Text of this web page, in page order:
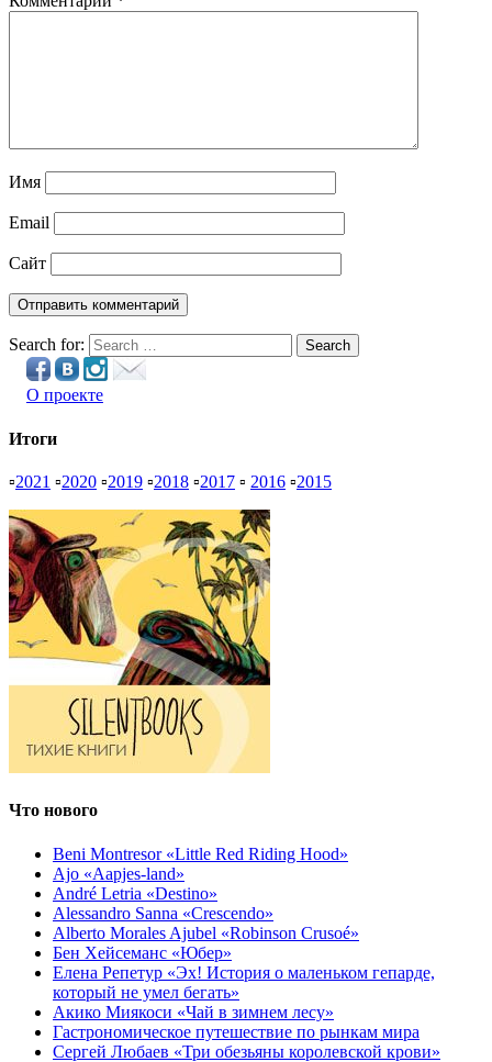
Имя
Email
Сайт
Search for: Search
О проекте
Итоги
▫2021 ▫2020 ▫2019 ▫2018 ▫2017 ▫ 2016 ▫2015
Что нового
Beni Montresor «Little Red Riding Hood»
Ajo «Aapjes-land»
André Letria «Destino»
Alessandro Sanna «Crescendo»
Alberto Morales Ajubel «Robinson Crusoé»
Бен Хейсеманс «Юбер»
Елена Репетур «Эх! История о маленьком гепарде,
который не умел бегать»
Акико Миякоси «Чай в зимнем лесу»
Гастрономическое путешествие по рынкам мира
Сергей Любаев «Три обезьяны королевской крови»